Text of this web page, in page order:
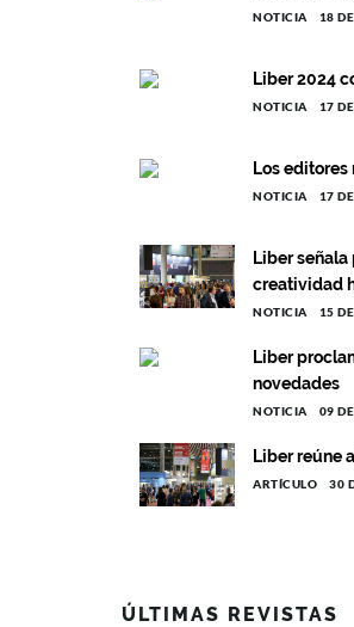
NOTICIA 18
Liber 2024
NOTICIA 17
Los
NOTICIA 17
Liber
creatividad
NOTICIA 15
Liber
novedades
NOTICIA 09
Liber reúne
ARTÍCULO 30
ÚLTIMAS REVISTAS